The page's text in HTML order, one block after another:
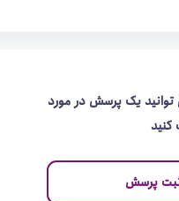
یک پرسش در مورد
پرسش